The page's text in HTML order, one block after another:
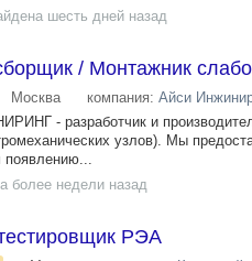
шесть дней назад
/ Монтажник
Москва компания: Айси
- разработчик и
узлов). Мы
появлению...
более недели назад
РЭА